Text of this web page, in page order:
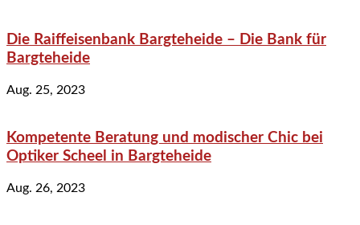
Die Raiffeisenbank Bargteheide – Die Bank für
Bargteheide
Aug. 25, 2023
Kompetente Beratung und modischer Chic bei
Optiker Scheel in Bargteheide
Aug. 26, 2023